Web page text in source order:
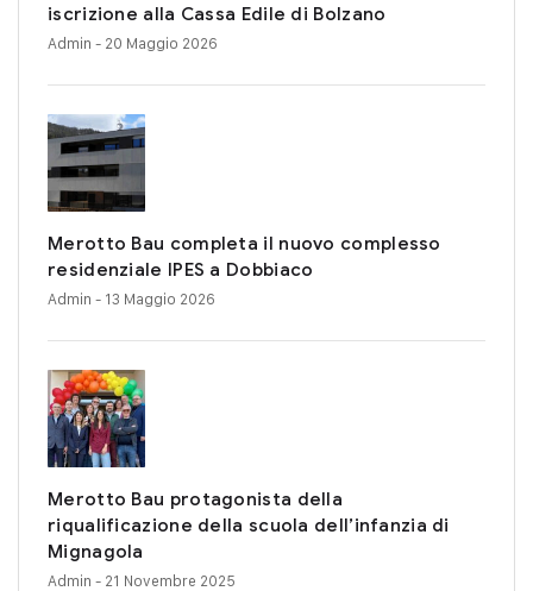
iscrizione alla Cassa Edile di Bolzano
Admin - 20 Maggio 2026
Merotto Bau completa il nuovo complesso
residenziale IPES a Dobbiaco
Admin - 13 Maggio 2026
Merotto Bau protagonista della
riqualificazione della scuola dell’infanzia di
Mignagola
Admin - 21 Novembre 2025